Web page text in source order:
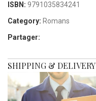
ISBN: 9791035834241
Category: Romans
Partager:
SHIPPING & DELIVERY